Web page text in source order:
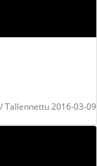
Tallennettu 2016-03-09